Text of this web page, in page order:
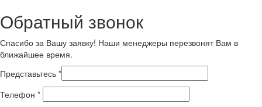
Обратный звонок
Спасибо за Вашу заявку! Наши менеджеры перезвонят Вам в
ближайшее время.
Представьтесь *
Телефон *